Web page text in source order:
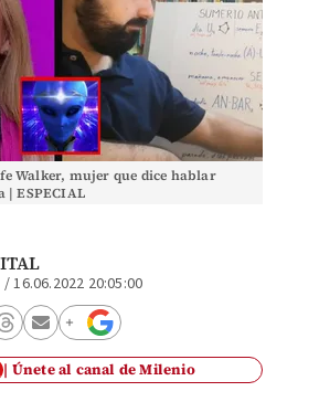
Walker, mujer que dice hablar
| ESPECIAL
/16.06.2022 20:05:00
Únete al canal de Milenio